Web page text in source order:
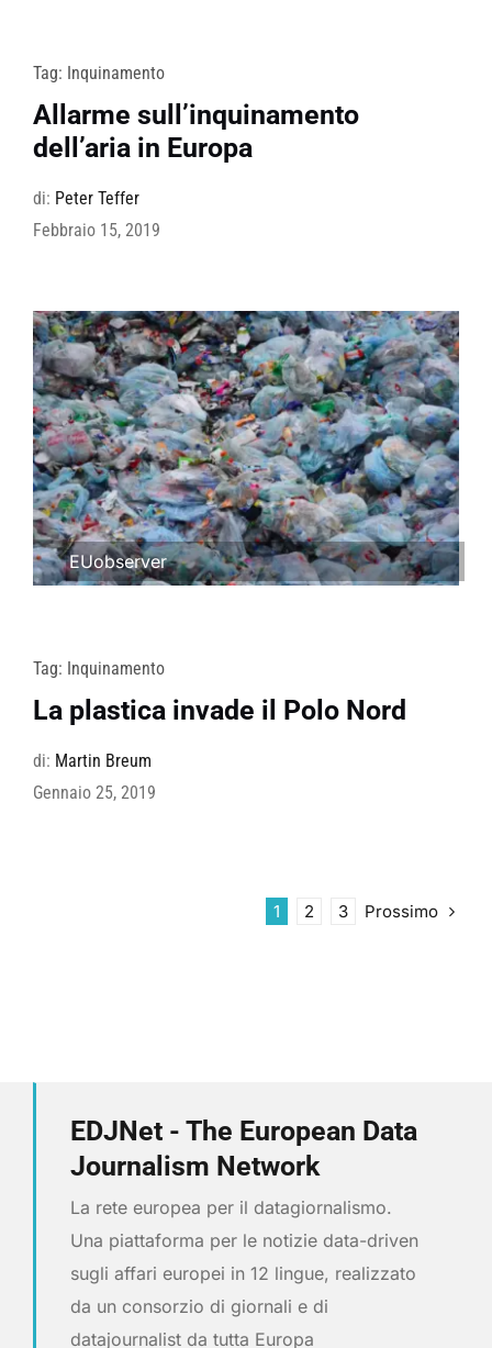
Tag: Inquinamento
Allarme sull’inquinamento
dell’aria in Europa
di: Peter Teffer
Febbraio 15, 2019
EUobserver
Tag: Inquinamento
La plastica invade il Polo Nord
di: Martin Breum
Gennaio 25, 2019
1 2 3 Prossimo
EDJNet - The European Data
Journalism Network
La rete europea per il datagiornalismo.
Una piattaforma per le notizie data-driven
sugli affari europei in 12 lingue, realizzato
da un consorzio di giornali e di
datajournalist da tutta Europa